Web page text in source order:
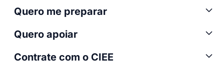
Quero me preparar
Quero apoiar
Contrate com o CIEE